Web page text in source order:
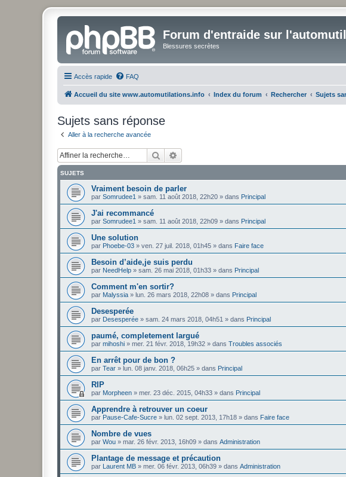
Forum d'entraide sur
Blessures secrètes
Accès rapide FAQ
Accueil du site www.automutilations.info Index du forum Rechercher Sujets
Sujets sans réponse
Aller à la recherche avancée
Rechercher
SUJETS
Vraiment besoin de parler
par Somrudee1 » sam. 11 août 2018, 22h20 » dans Principal
J'ai recommancé
par Somrudee1 » sam. 11 août 2018, 22h09 » dans Principal
Une solution
par Phoebe-03 » ven. 27 juil. 2018, 01h45 » dans Faire face
Besoin d’aide,je suis perdu
par NeedHelp » sam. 26 mai 2018, 01h33 » dans Principal
Comment m'en sortir?
par Malyssia » lun. 26 mars 2018, 22h08 » dans Principal
Desesperée
par Desesperée » sam. 24 mars 2018, 04h51 » dans Principal
paumé, completement largué
par mihoshi » mer. 21 févr. 2018, 19h32 » dans Troubles associés
En arrêt pour de bon ?
par Tear » lun. 08 janv. 2018, 06h25 » dans Principal
RIP
par Morpheen » mer. 23 déc. 2015, 04h33 » dans Principal
Apprendre à retrouver un coeur
par Pause-Cafe-Sucre » lun. 02 sept. 2013, 17h18 » dans Faire face
Nombre de vues
par Wou » mar. 26 févr. 2013, 16h09 » dans Administration
Plantage de message et précaution
par Laurent MB » mer. 06 févr. 2013, 06h39 » dans Administration